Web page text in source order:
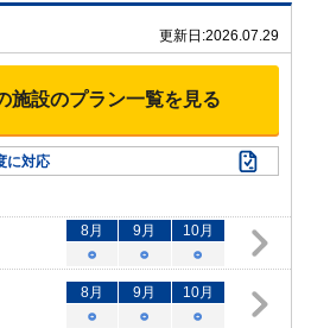
更新日:2026.07.29
施設のプラン一覧を見る
に対応
8月 9月 10月
○
○ ○
8月 9月 10月
○
○ ○